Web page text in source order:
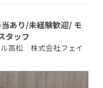
あり/未経験歓迎/ モ
タッフ
高松 株式会社フェイ